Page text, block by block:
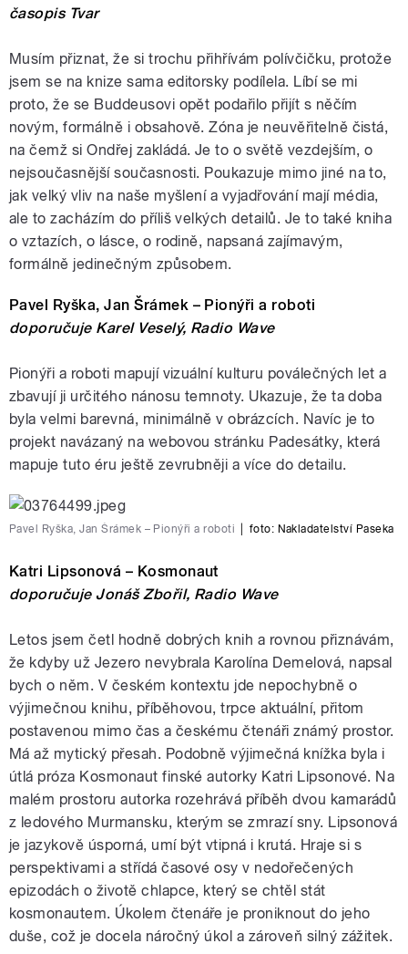
časopis Tvar
Musím přiznat, že si trochu přihřívám polívčičku, protože
jsem se na knize sama editorsky podílela. Líbí se mi
proto, že se Buddeusovi opět podařilo přijít s něčím
novým, formálně i obsahově. Zóna je neuvěřitelně čistá,
na čemž si Ondřej zakládá. Je to o světě vezdejším, o
nejsoučasnější současnosti. Poukazuje mimo jiné na to,
jak velký vliv na naše myšlení a vyjadřování mají média,
ale to zacházím do příliš velkých detailů. Je to také kniha
o vztazích, o lásce, o rodině, napsaná zajímavým,
formálně jedinečným způsobem.
Pavel Ryška, Jan Šrámek – Pionýři a roboti
doporučuje Karel Veselý, Radio Wave
Pionýři a roboti mapují vizuální kulturu poválečných let a
zbavují ji určitého nánosu temnoty. Ukazuje, že ta doba
byla velmi barevná, minimálně v obrázcích. Navíc je to
projekt navázaný na webovou stránku Padesátky, která
mapuje tuto éru ještě zevrubněji a více do detailu.
Pavel Ryška, Jan Šrámek – Pionýři a roboti foto: Nakladatelství Paseka
Katri Lipsonová – Kosmonaut
doporučuje Jonáš Zbořil, Radio Wave
Letos jsem četl hodně dobrých knih a rovnou přiznávám,
že kdyby už Jezero nevybrala Karolína Demelová, napsal
bych o něm. V českém kontextu jde nepochybně o
výjimečnou knihu, příběhovou, trpce aktuální, přitom
postavenou mimo čas a českému čtenáři známý prostor.
Má až mytický přesah. Podobně výjimečná knížka byla i
útlá próza Kosmonaut finské autorky Katri Lipsonové. Na
malém prostoru autorka rozehrává příběh dvou kamarádů
z ledového Murmansku, kterým se zmrazí sny. Lipsonová
je jazykově úsporná, umí být vtipná i krutá. Hraje si s
perspektivami a střídá časové osy v nedořečených
epizodách o životě chlapce, který se chtěl stát
kosmonautem. Úkolem čtenáře je proniknout do jeho
duše, což je docela náročný úkol a zároveň silný zážitek.